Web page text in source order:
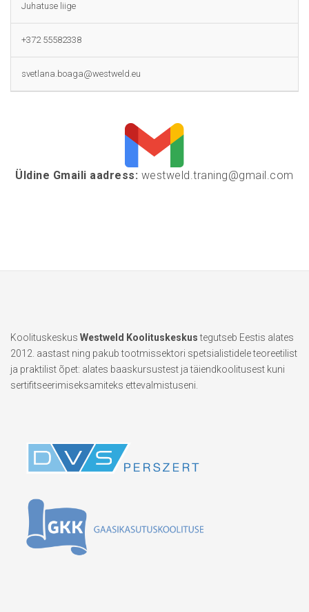
Juhatuse liige
+372 55582338
svetlana.boaga@westweld.eu
Üldine Gmaili aadress: westweld.traning@gmail.com
Koolituskeskus Westweld Koolituskeskustegutseb Eestis alates
2012. aastast ning pakub tootmissektori spetsialistidele teoreetilist
ja praktilist õpet: alates baaskursustest ja täiendkoolitusest kuni
sertifitseerimiseksamiteks ettevalmistuseni.